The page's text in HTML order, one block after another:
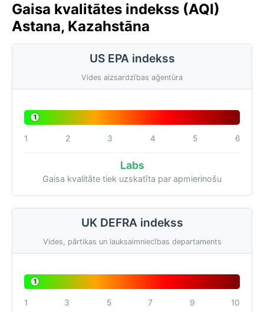
Gaisa kvalitātes indekss (AQI)
Astana, Kazahstāna
US EPA indekss
Vides aizsardzības aģentūra
1
1 2 3 4 5 6
Labs
Gaisa kvalitāte tiek uzskatīta par apmierinošu
UK DEFRA indekss
Vides, pārtikas un lauksaimniecības departaments
1
1 3 5 7 9 10